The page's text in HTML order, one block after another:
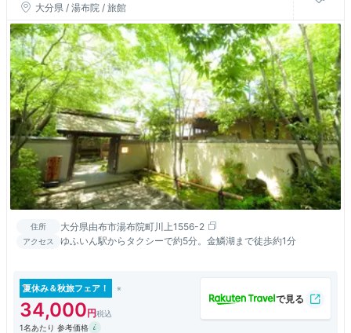
大分県 / 湯布院 / 旅館
住所 大分県由布市湯布院町川上1556-2
アクセス ゆふいん駅からタクシーで約5分。金鱗湖まで徒歩約1分
夏休み＆秋旅フェア！
34,000
1名あたり 参考価格